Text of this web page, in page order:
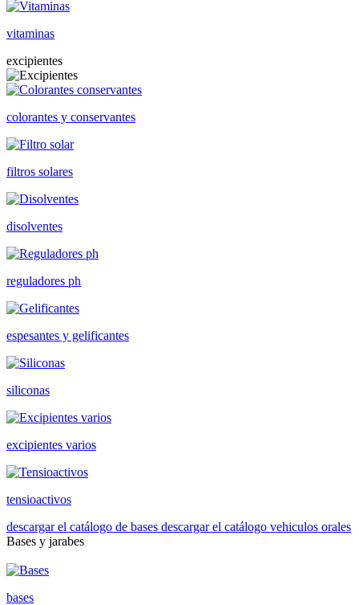
vitaminas
excipientes
colorantes y conservantes
filtros solares
disolventes
reguladores ph
espesantes y gelificantes
siliconas
excipientes varios
tensioactivos
descargar el catálogo de bases descargar el catálogo vehiculos orales
Bases y jarabes
bases